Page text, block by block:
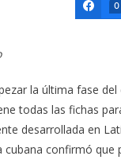
0
la última fase del
todas las fichas
desarrollada en
cubana confirmó que